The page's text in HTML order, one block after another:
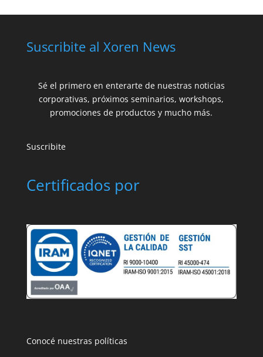
Suscribite al Xoren News
Sé el primero en enterarte de nuestras noticias
corporativas, próximos seminarios, workshops,
promociones de productos y mucho más.
Suscribite
Certificados por
Conocé nuestras políticas